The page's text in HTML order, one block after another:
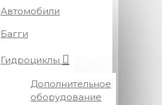
Автомобили
Багги
Гидроциклы
Дополнительное
оборудование